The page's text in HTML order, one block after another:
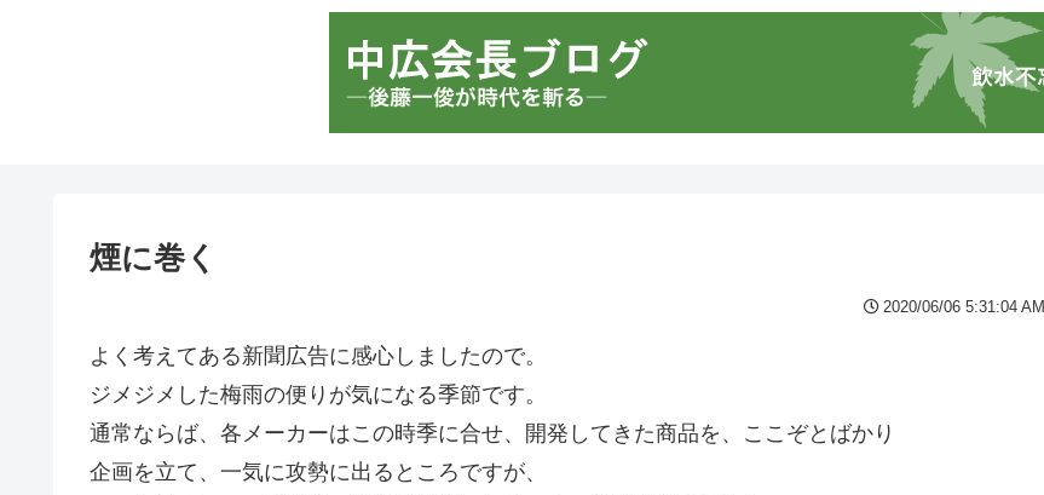
煙に巻く
2020/06/06 5:31:04 AM
よく考えてある新聞広告に感心しましたので。
ジメジメした梅雨の便りが気になる季節です。
通常ならば、各メーカーはこの時季に合せ、開発してきた商品を、ここぞとばかり
企画を立て、一気に攻勢に出るところですが、